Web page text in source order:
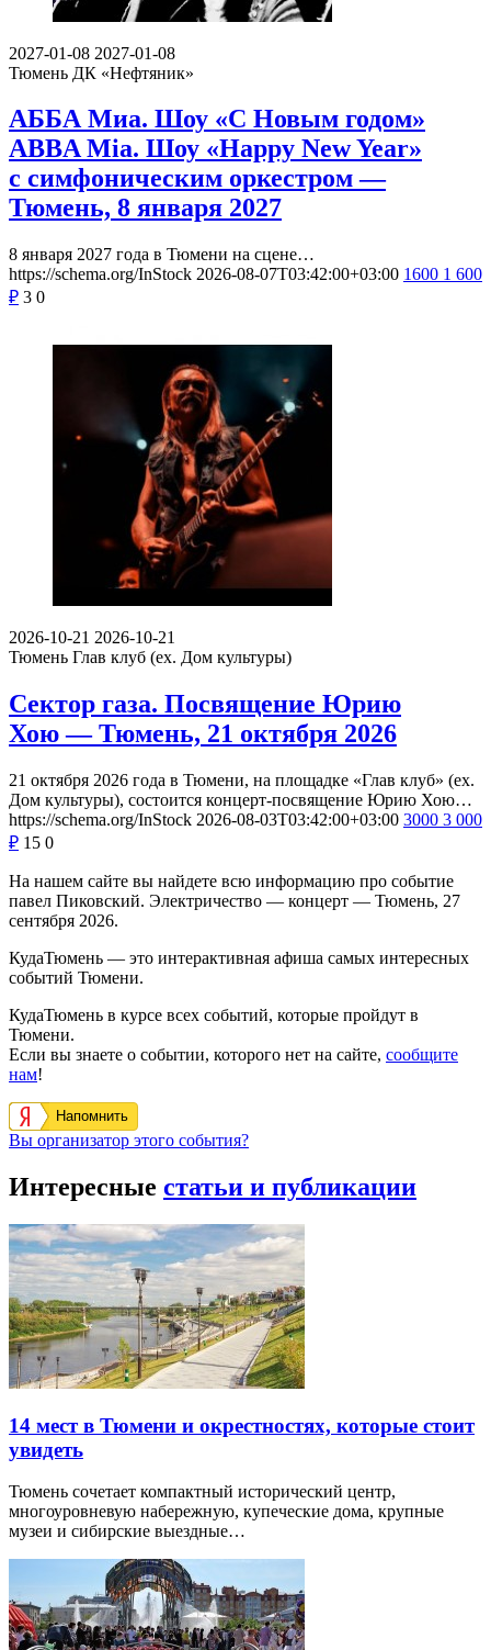
2027-01-08 2027-01-08
Тюмень ДК «Нефтяник»
АББА Миа. Шоу «С Новым годом»
ABBA Mia. Шоу «Happy New Year»
с симфоническим оркестром —
Тюмень, 8 января 2027
8 января 2027 года в Тюмени на сцене…
https://schema.org/InStock 2026-08-07T03:42:00+03:00 1600 1 600
₽ 3 0
2026-10-21 2026-10-21
Тюмень Глав клуб (ex. Дом культуры)
Сектор газа. Посвящение Юрию
Хою — Тюмень, 21 октября 2026
21 октября 2026 года в Тюмени, на площадке «Глав клуб» (ex.
Дом культуры), состоится концерт-посвящение Юрию Хою…
https://schema.org/InStock 2026-08-03T03:42:00+03:00 3000 3 000
₽ 15 0
На нашем сайте вы найдете всю информацию про событие
павел Пиковский. Электричество — концерт — Тюмень, 27
сентября 2026.
КудаТюмень — это интерактивная афиша самых интересных
событий Тюмени.
КудаТюмень в курсе всех событий, которые пройдут в
Тюмени.
Если вы знаете о событии, которого нет на сайте, сообщите
нам!
Напомнить
Вы организатор этого события?
Интересные статьи и публикации
14 мест в Тюмени и окрестностях, которые стоит
увидеть
Тюмень сочетает компактный исторический центр,
многоуровневую набережную, купеческие дома, крупные
музеи и сибирские выездные…